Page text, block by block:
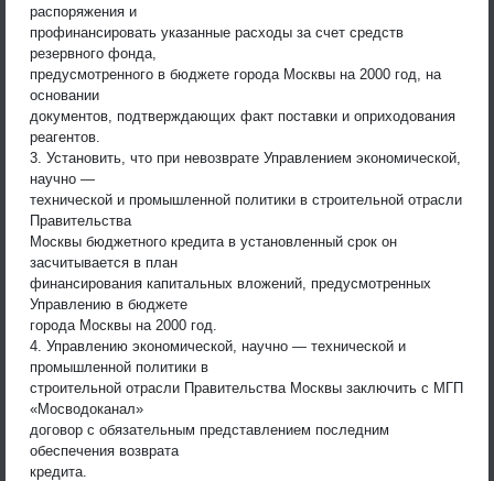
распоряжения и
профинансировать указанные расходы за счет средств
резервного фонда,
предусмотренного в бюджете города Москвы на 2000 год, на
основании
документов, подтверждающих факт поставки и оприходования
реагентов.
3. Установить, что при невозврате Управлением экономической,
научно —
технической и промышленной политики в строительной отрасли
Правительства
Москвы бюджетного кредита в установленный срок он
засчитывается в план
финансирования капитальных вложений, предусмотренных
Управлению в бюджете
города Москвы на 2000 год.
4. Управлению экономической, научно — технической и
промышленной политики в
строительной отрасли Правительства Москвы заключить с МГП
«Мосводоканал»
договор с обязательным представлением последним
обеспечения возврата
кредита.